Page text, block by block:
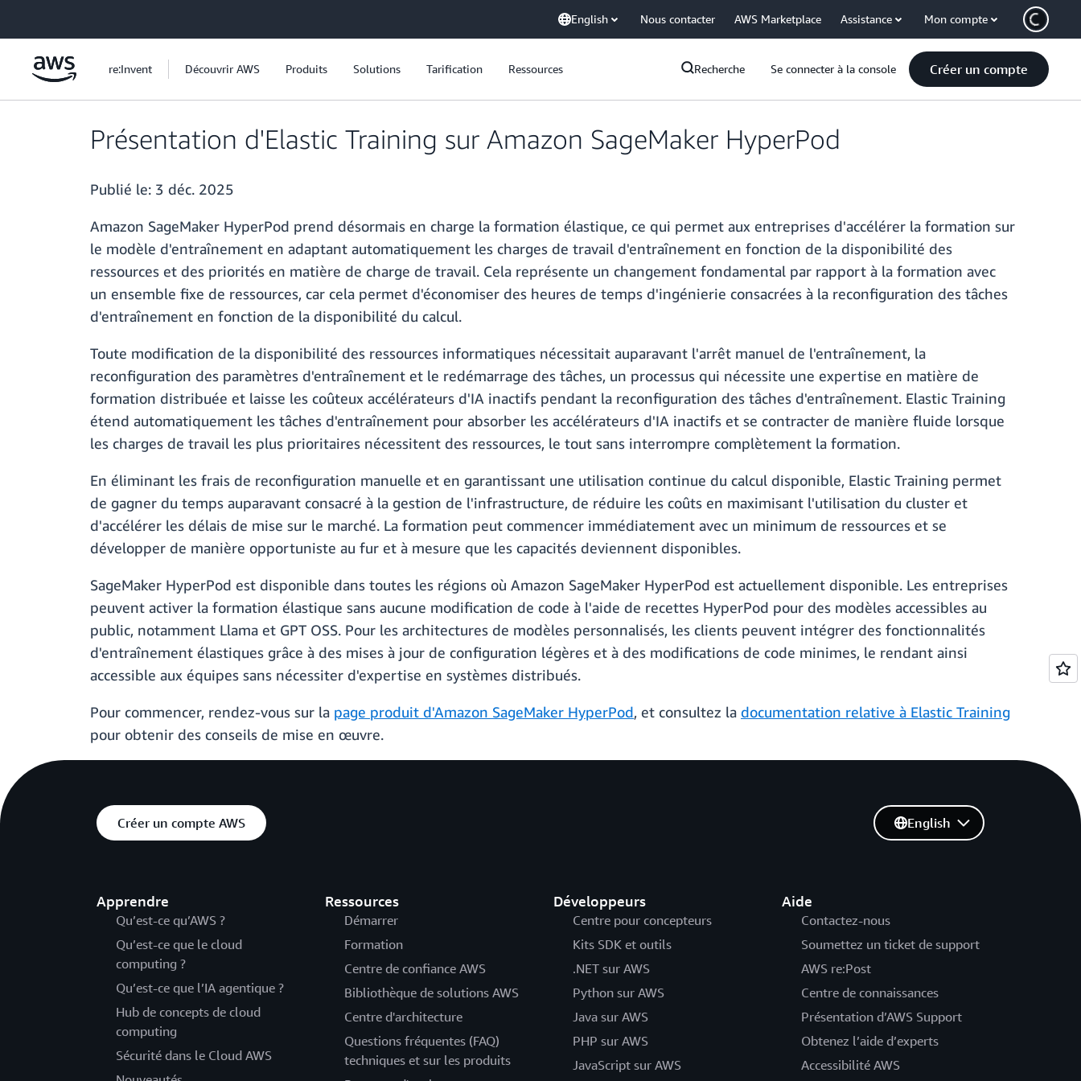
English Nous contacter AWS Marketplace Assistance Mon compte
re:Invent Découvrir AWS Produits Solutions Tarification Ressources Recherche Se connecter à la console Créer un compte
Présentation d'Elastic Training sur Amazon SageMaker HyperPod
Publié le: 3 déc. 2025
Amazon SageMaker HyperPod prend désormais en charge la formation élastique, ce qui permet aux entreprises d'accélérer la formation sur
le modèle d'entraînement en adaptant automatiquement les charges de travail d'entraînement en fonction de la disponibilité des
ressources et des priorités en matière de charge de travail. Cela représente un changement fondamental par rapport à la formation avec
un ensemble fixe de ressources, car cela permet d'économiser des heures de temps d'ingénierie consacrées à la reconfiguration des tâches
d'entraînement en fonction de la disponibilité du calcul.
Toute modification de la disponibilité des ressources informatiques nécessitait auparavant l'arrêt manuel de l'entraînement, la
reconfiguration des paramètres d'entraînement et le redémarrage des tâches, un processus qui nécessite une expertise en matière de
formation distribuée et laisse les coûteux accélérateurs d'IA inactifs pendant la reconfiguration des tâches d'entraînement. Elastic Training
étend automatiquement les tâches d'entraînement pour absorber les accélérateurs d'IA inactifs et se contracter de manière fluide lorsque
les charges de travail les plus prioritaires nécessitent des ressources, le tout sans interrompre complètement la formation.
En éliminant les frais de reconfiguration manuelle et en garantissant une utilisation continue du calcul disponible, Elastic Training permet
de gagner du temps auparavant consacré à la gestion de l'infrastructure, de réduire les coûts en maximisant l'utilisation du cluster et
d'accélérer les délais de mise sur le marché. La formation peut commencer immédiatement avec un minimum de ressources et se
développer de manière opportuniste au fur et à mesure que les capacités deviennent disponibles.
SageMaker HyperPod est disponible dans toutes les régions où Amazon SageMaker HyperPod est actuellement disponible. Les entreprises
peuvent activer la formation élastique sans aucune modification de code à l'aide de recettes HyperPod pour des modèles accessibles au
public, notamment Llama et GPT OSS. Pour les architectures de modèles personnalisés, les clients peuvent intégrer des fonctionnalités
d'entraînement élastiques grâce à des mises à jour de configuration légères et à des modifications de code minimes, le rendant ainsi
accessible aux équipes sans nécessiter d'expertise en systèmes distribués.
Pour commencer, rendez-vous sur la page produit d'Amazon SageMaker HyperPod, et consultez la documentation relative à Elastic Training
pour obtenir des conseils de mise en œuvre.
Créer un compte AWS
Apprendre
Qu’est-ce qu’AWS ?
Qu’est-ce que le cloud
computing ?
Qu’est-ce que l’IA agentique ?
Hub de concepts de cloud
computing
Sécurité dans le Cloud AWS
Ressources
Démarrer
Formation
Centre de confiance AWS
Bibliothèque de solutions AWS
Centre d'architecture
Questions fréquentes (FAQ)
techniques et sur les produits
Développeurs
Centre pour concepteurs
Kits SDK et outils
.NET sur AWS
Python sur AWS
Java sur AWS
PHP sur AWS
JavaScript sur AWS
Aide
Contactez-nous
Soumettez un ticket de support
AWS re:Post
Centre de connaissances
Présentation d’AWS Support
Obtenez l’aide d’experts
Accessibilité AWS
English